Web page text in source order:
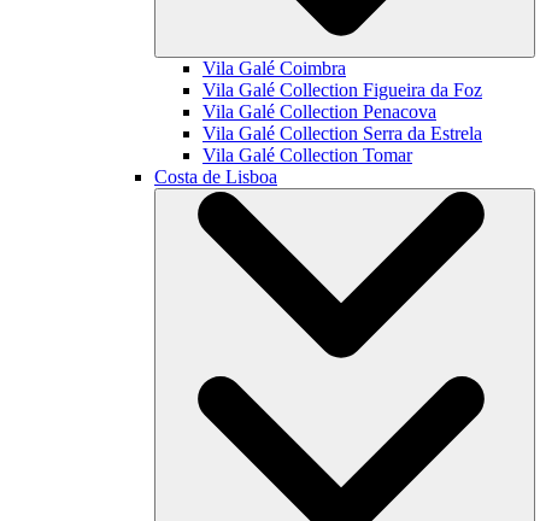
Vila Galé Coimbra
Vila Galé Collection Figueira da Foz
Vila Galé Collection Penacova
Vila Galé Collection Serra da Estrela
Vila Galé Collection Tomar
Costa de Lisboa